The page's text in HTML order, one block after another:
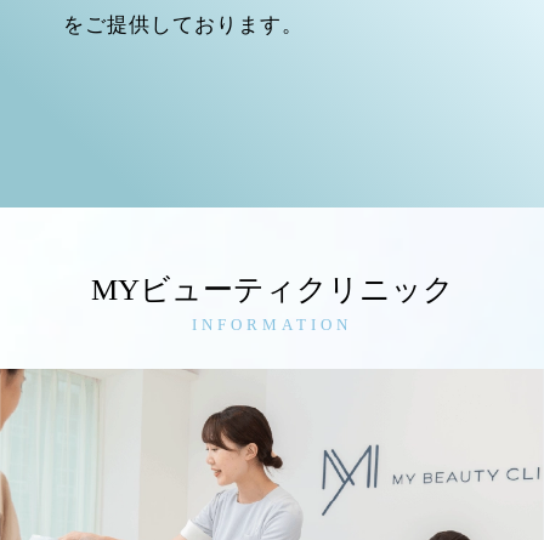
をご提供しております。
MYビューティクリニック
INFORMATION